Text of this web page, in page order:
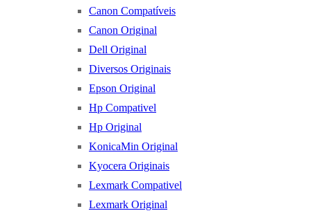
Canon Compatíveis
Canon Original
Dell Original
Diversos Originais
Epson Original
Hp Compativel
Hp Original
KonicaMin Original
Kyocera Originais
Lexmark Compativel
Lexmark Original